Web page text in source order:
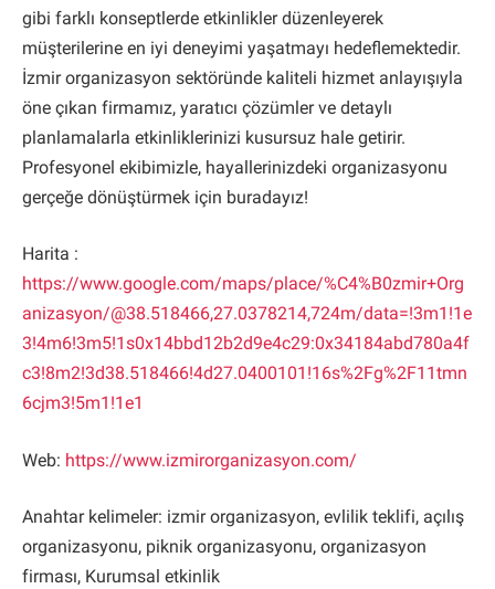
gibi farklı konseptlerde etkinlikler düzenleyerek
müşterilerine en iyi deneyimi yaşatmayı hedeflemektedir.
İzmir organizasyon sektöründe kaliteli hizmet anlayışıyla
öne çıkan firmamız, yaratıcı çözümler ve detaylı
planlamalarla etkinliklerinizi kusursuz hale getirir.
Profesyonel ekibimizle, hayallerinizdeki organizasyonu
gerçeğe dönüştürmek için buradayız!
Harita :
https://www.google.com/maps/place/%C4%B0zmir+Org
anizasyon/@38.518466,27.0378214,724m/data=!3m1!1e
3!4m6!3m5!1s0x14bbd12b2d9e4c29:0x34184abd780a4f
c3!8m2!3d38.518466!4d27.0400101!16s%2Fg%2F11tmn
6cjm3!5m1!1e1
Web: https://www.izmirorganizasyon.com/
Anahtar kelimeler: izmir organizasyon, evlilik teklifi, açılış
organizasyonu, piknik organizasyonu, organizasyon
firması, Kurumsal etkinlik